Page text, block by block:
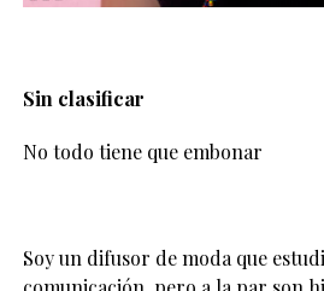
Sin clasificar
No todo tiene que embonar
Soy un difusor de moda que